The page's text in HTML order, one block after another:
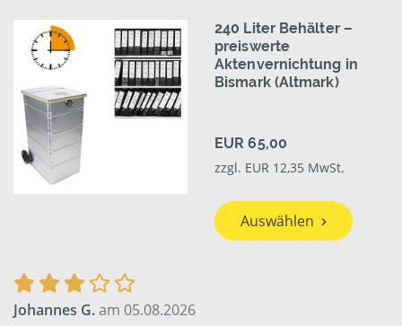
240 Liter Behälter –
preiswerte
Aktenvernichtung in
Bismark (Altmark)
EUR 65,00
zzgl. EUR 12,35 MwSt.
Auswählen
Johannes G.am 05.08.2026